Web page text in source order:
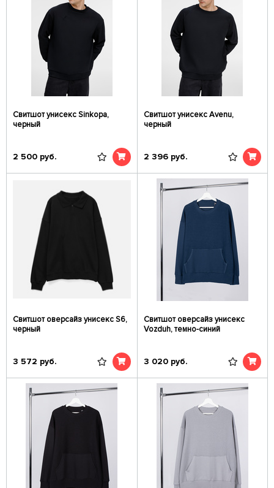
Свитшот унисекс Sinkopa,
черный
2 500 руб.
Свитшот унисекс Avenu,
черный
2 396 руб.
Свитшот оверсайз унисекс S6,
черный
3 572 руб.
Свитшот оверсайз унисекс
Vozduh, темно-синий
3 020 руб.